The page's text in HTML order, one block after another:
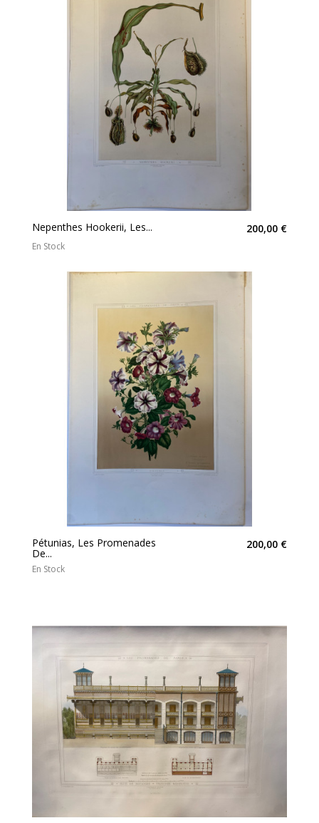
Nepenthes Hookerii, Les... 200,00 €
En Stock
Pétunias, Les Promenades
De...
200,00 €
En Stock